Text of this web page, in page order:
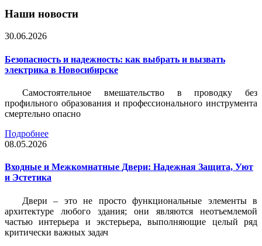
Наши новости
30.06.2026
Безопасность и надежность: как выбрать и вызвать
электрика в Новосибирске
Самостоятельное вмешательство в проводку без
профильного образования и профессионального инструмента
смертельно опасно
Подробнее
08.05.2026
Входные и Межкомнатные Двери: Надежная Защита, Уют
и Эстетика
Двери – это не просто функциональные элементы в
архитектуре любого здания; они являются неотъемлемой
частью интерьера и экстерьера, выполняющие целый ряд
критически важных задач